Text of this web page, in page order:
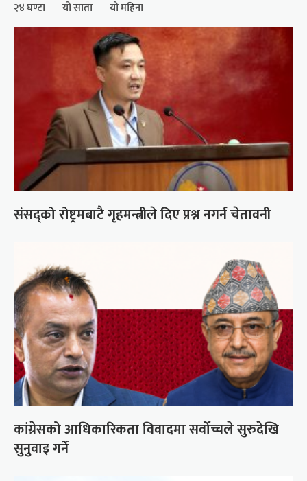
२४ घण्टा यो साता यो महिना
संसद्को रोष्ट्रमबाटै गृहमन्त्रीले दिए प्रश्न नगर्न चेतावनी
कांग्रेसको आधिकारिकता विवादमा सर्वोच्चले सुरुदेखि
सुनुवाइ गर्ने